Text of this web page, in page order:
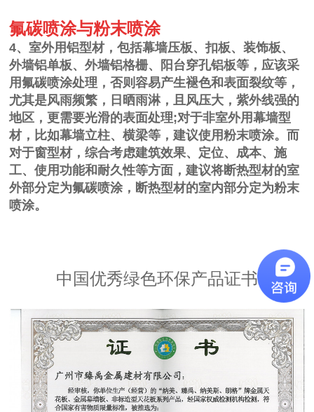
氟碳喷涂与粉末喷涂
4、室外用铝型材，包括幕墙压板、扣板、装饰板、
外墙铝单板、外墙铝格栅、阳台穿孔铝板等，应该采
用氟碳喷涂处理，否则容易产生褪色和表面裂纹等，
尤其是风雨频繁，日晒雨淋，且风压大，紫外线强的
地区，更需要光滑的表面处理;对于非室外用幕墙型
材，比如幕墙立柱、横梁等，建议使用粉末喷涂。而
对于窗型材，综合考虑建筑效果、定位、成本、施
工、使用功能和耐久性等方面，建议将断热型材的室
外部分定为氟碳喷涂，断热型材的室内部分定为粉末
喷涂。
中国优秀绿色环保产品证书